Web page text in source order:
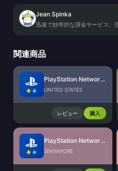
Jean Spinka
迅速で効率的な課金サービス、
関連商品
PlayStation Network Card (US)
UNITED STATES
レビュー 購入
PlayStation Network Card (SG)
SINGAPORE